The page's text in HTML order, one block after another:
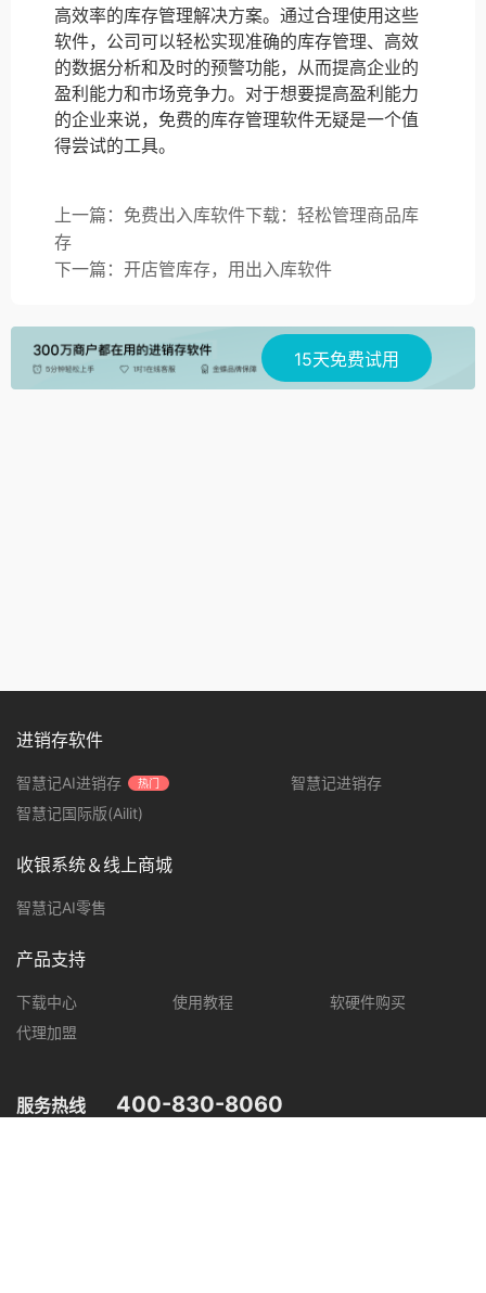
高效率的库存管理解决方案。通过合理使用这些
软件，公司可以轻松实现准确的库存管理、高效
的数据分析和及时的预警功能，从而提高企业的
盈利能力和市场竞争力。对于想要提高盈利能力
的企业来说，免费的库存管理软件无疑是一个值
得尝试的工具。
上一篇：免费出入库软件下载：轻松管理商品库
存
下一篇：开店管库存，用出入库软件
15天免费试用
服务热线 400-830-8060
进销存软件
智慧记AI进销存 热门
智慧记进销存
智慧记国际版(Ailit)
收银系统＆线上商城
智慧记AI零售
产品支持
下载中心 使用教程
软硬件购买
代理加盟